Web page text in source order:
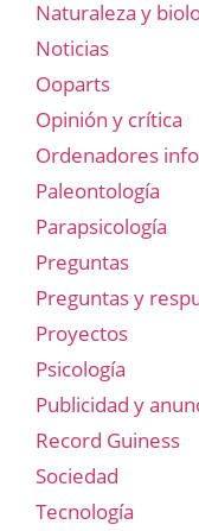
Naturaleza y
Noticias
Ooparts
Opinión y crítica
Ordenadores
Paleontología
Parapsicología
Preguntas
Preguntas y
Proyectos
Psicología
Publicidad y
Record Guiness
Sociedad
Tecnología